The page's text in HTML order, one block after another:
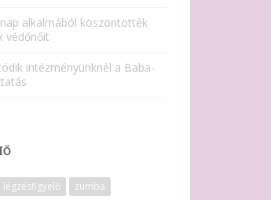
alkalmából köszöntötték
védőnőit
intézményünknél a Baba-
légzésfigyelő zumba